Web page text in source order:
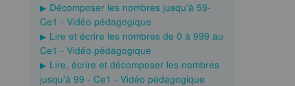
Décomposer les nombres jusqu’à 59-
Ce1 - Vidéo pédagogique
Lire et écrire les nombres de 0 à 999 au
Ce1 - Vidéo pédagogique
Lire, écrire et décomposer les nombres
jusqu'à 99 - Ce1 - Vidéo pédagogique